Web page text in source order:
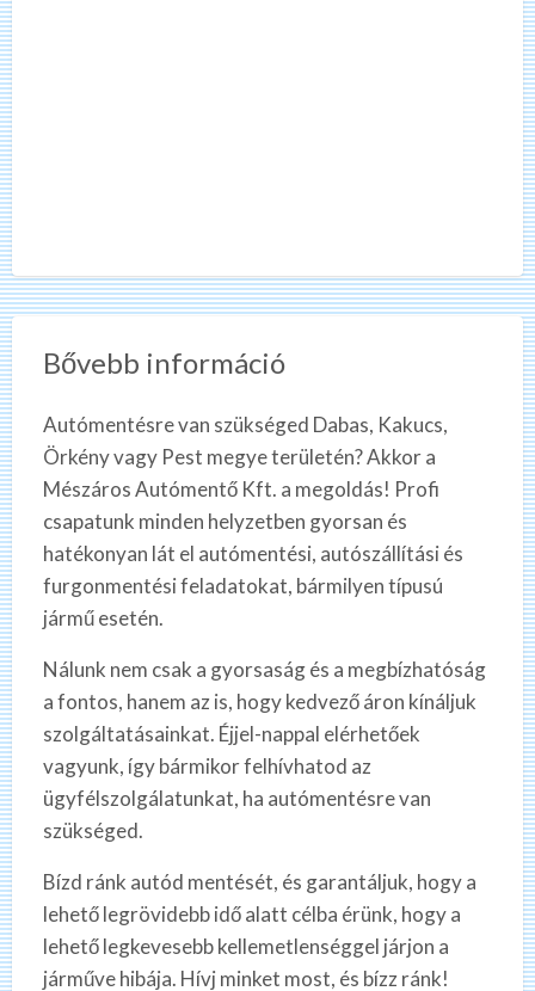
Bővebb információ
Autómentésre van szükséged Dabas, Kakucs,
Örkény vagy Pest megye területén? Akkor a
Mészáros Autómentő Kft. a megoldás! Profi
csapatunk minden helyzetben gyorsan és
hatékonyan lát el autómentési, autószállítási és
furgonmentési feladatokat, bármilyen típusú
jármű esetén.
Nálunk nem csak a gyorsaság és a megbízhatóság
a fontos, hanem az is, hogy kedvező áron kínáljuk
szolgáltatásainkat. Éjjel-nappal elérhetőek
vagyunk, így bármikor felhívhatod az
ügyfélszolgálatunkat, ha autómentésre van
szükséged.
Bízd ránk autód mentését, és garantáljuk, hogy a
lehető legrövidebb idő alatt célba érünk, hogy a
lehető legkevesebb kellemetlenséggel járjon a
járműve hibája. Hívj minket most, és bízz ránk!